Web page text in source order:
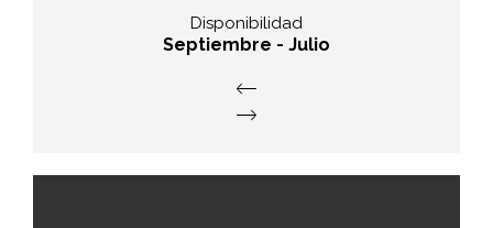
Disponibilidad
Septiembre - Julio